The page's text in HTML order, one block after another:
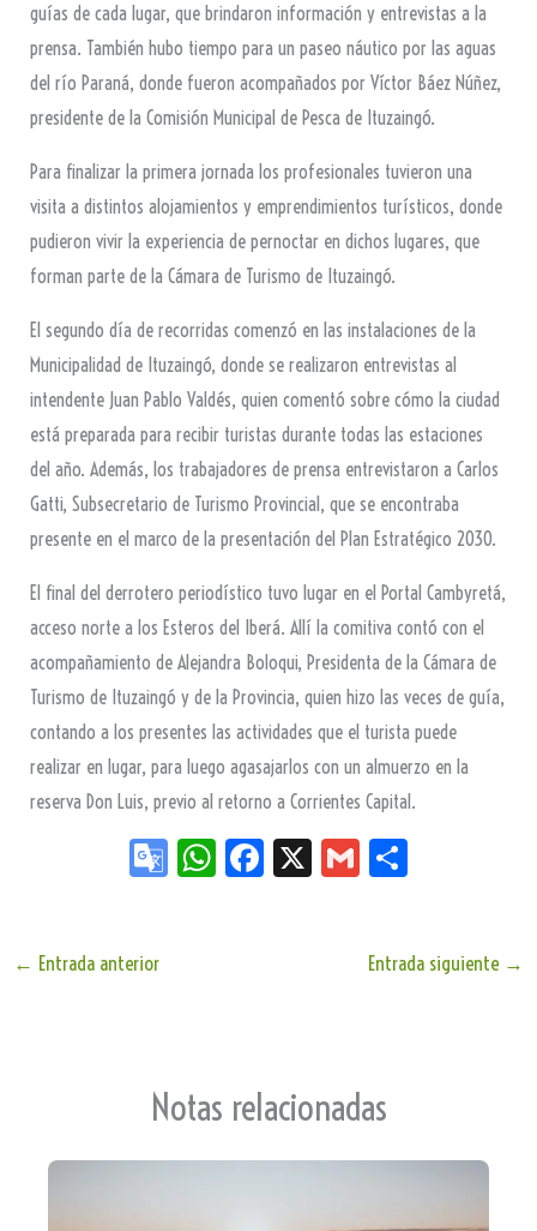
guías de cada lugar, que brindaron información y entrevistas a la
prensa. También hubo tiempo para un paseo náutico por las aguas
del río Paraná, donde fueron acompañados por Víctor Báez Núñez,
presidente de la Comisión Municipal de Pesca de Ituzaingó.
Para finalizar la primera jornada los profesionales tuvieron una
visita a distintos alojamientos y emprendimientos turísticos, donde
pudieron vivir la experiencia de pernoctar en dichos lugares, que
forman parte de la Cámara de Turismo de Ituzaingó.
El segundo día de recorridas comenzó en las instalaciones de la
Municipalidad de Ituzaingó, donde se realizaron entrevistas al
intendente Juan Pablo Valdés, quien comentó sobre cómo la ciudad
está preparada para recibir turistas durante todas las estaciones
del año. Además, los trabajadores de prensa entrevistaron a Carlos
Gatti, Subsecretario de Turismo Provincial, que se encontraba
presente en el marco de la presentación del Plan Estratégico 2030.
El final del derrotero periodístico tuvo lugar en el Portal Cambyretá,
acceso norte a los Esteros del Iberá. Allí la comitiva contó con el
acompañamiento de Alejandra Boloqui, Presidenta de la Cámara de
Turismo de Ituzaingó y de la Provincia, quien hizo las veces de guía,
contando a los presentes las actividades que el turista puede
realizar en lugar, para luego agasajarlos con un almuerzo en la
reserva Don Luis, previo al retorno a Corrientes Capital.
Go
te
W
Fa
X
G
← Entrada anterior Entrada siguiente →
Notas relacionadas